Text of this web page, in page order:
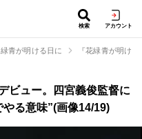
検索 アカウント
青が明ける日に 『花緑青が明け
ビュー。四宮義俊監督に
る意味”(画像14/19)